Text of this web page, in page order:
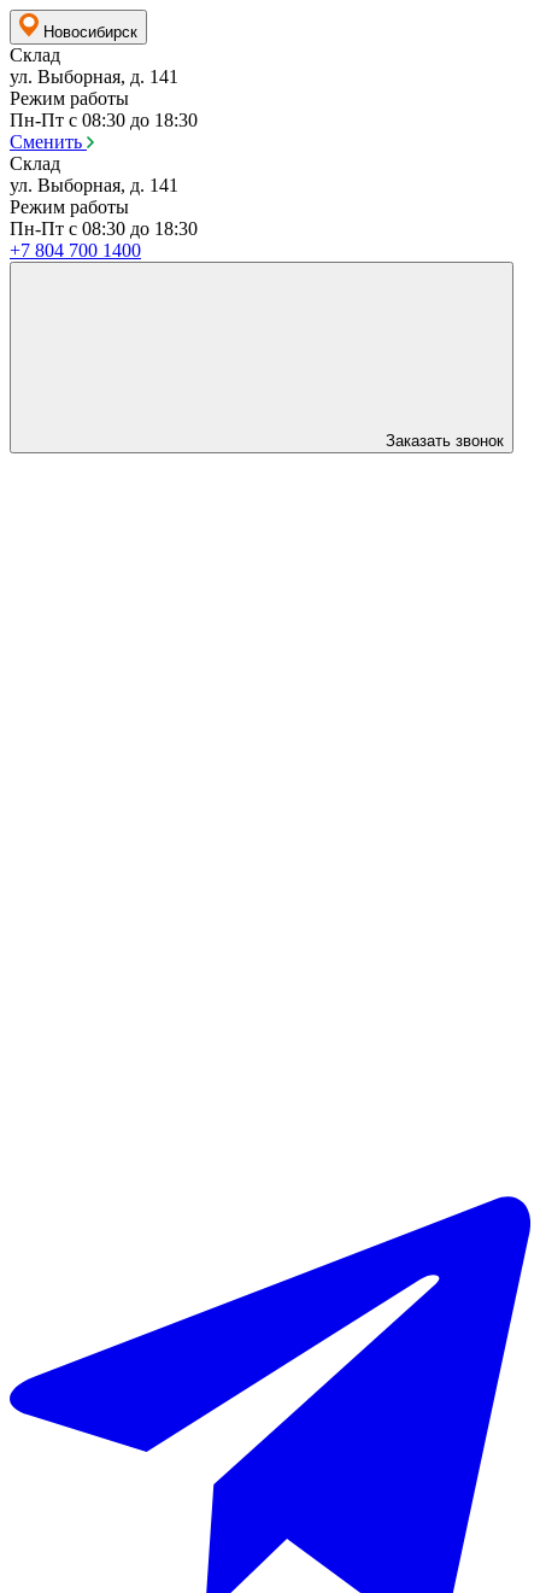
Новосибирск
Склад
ул. Выборная, д. 141
Режим работы
Пн-Пт с 08:30 до 18:30
Сменить
Склад
ул. Выборная, д. 141
Режим работы
Пн-Пт с 08:30 до 18:30
+7 804 700 1400
Заказать звонок